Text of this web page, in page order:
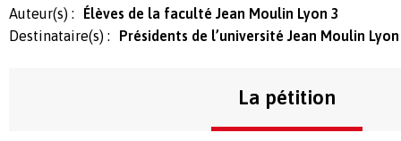
Auteur(s) :
Élèves de la faculté Jean Moulin Lyon 3
Destinataire(s) :
Présidents de l’université Jean Moulin
La pétition